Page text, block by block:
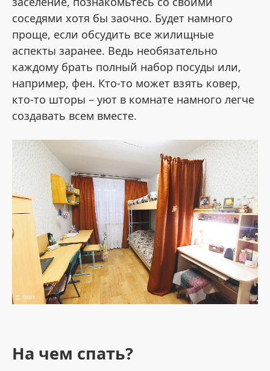
соседями хотя бы заочно. Будет намного
проще, если обсудить все жилищные
аспекты заранее. Ведь необязательно
каждому брать полный набор посуды или,
например, фен. Кто-то может взять ковер,
кто-то шторы – уют в комнате намного легче
создавать всем вместе.
На чем спать?